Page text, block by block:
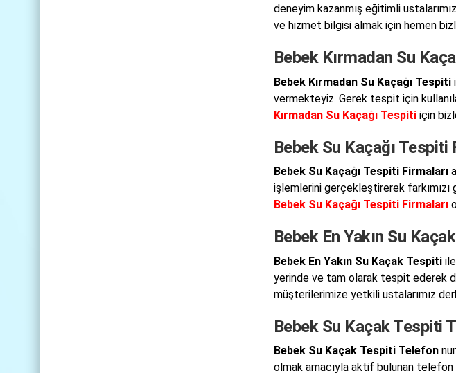
deneyim kazanmış eğitimli
ve hizmet bilgisi almak için hemen
Bebek Kırmadan Su
Bebek Kırmadan Su Kaçağı Tespiti
vermekteyiz. Gerek tespit için
Kırmadan Su Kaçağı Tespitiiçin
Bebek Su Kaçağı Tespiti
Bebek Su Kaçağı Tespiti Firmaları
işlemlerini gerçekleştirerek
Bebek Su Kaçağı Tespiti Firmaları
Bebek En Yakın Su
Bebek En Yakın Su Kaçak Tespitiile
yerinde ve tam olarak tespit ederek
müşterilerimize yetkili ustalarımız
Bebek Su Kaçak Tespiti
Bebek Su Kaçak Tespiti Telefon
olmak amacıyla aktif bulunan telefon